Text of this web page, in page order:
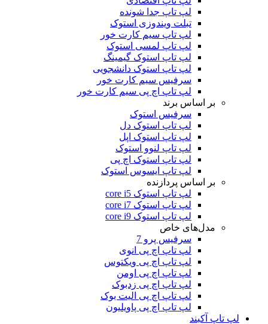
لپ تاپ جدا شونده
تبلت ویندوزی استوک
لپ تاپ سیم کارت خور
لپ تاپ لمسی استوک
لپ تاپ استوک گیمینگ
لپ تاپ استوک دانشجویی
سرفیس سیم کارت خور
لپ تاپ اچ پی سیم کارت خور
بر اساس برند
سرفیس استوک
لپ تاپ استوک دل
لپ تاپ استوک اپل
لپ تاپ لنوو استوک
لپ تاپ استوک اچ پی
لپ تاپ ایسوس استوک
بر اساس پردازنده
لپ تاپ استوک core i5
لپ تاپ استوک core i7
لپ تاپ استوک core i9
مدل‌های خاص
سرفیس پرو 7
لپ تاپ اچ پی انوی
لپ تاپ اچ پی ویکتوس
لپ تاپ اچ پی اومن
لپ تاپ اچ پی زدبوک
لپ تاپ اچ پی الیت بوک
لپ تاپ اچ پی پاویلیون
لپ تاپ آکبند